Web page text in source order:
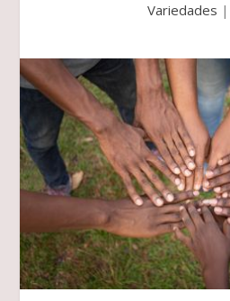
Variedades |